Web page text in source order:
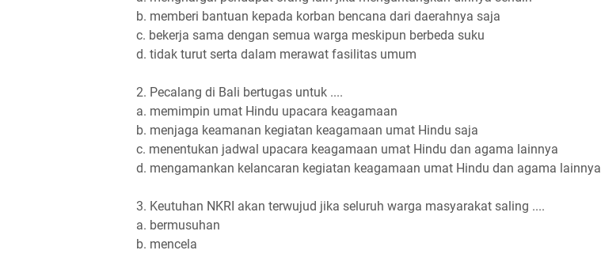
b. memberi bantuan kepada korban bencana dari daerahnya saja
c. bekerja sama dengan semua warga meskipun berbeda suku
d. tidak turut serta dalam merawat fasilitas umum
2. Pecalang di Bali bertugas untuk ....
a. memimpin umat Hindu upacara keagamaan
b. menjaga keamanan kegiatan keagamaan umat Hindu saja
c. menentukan jadwal upacara keagamaan umat Hindu dan agama lainnya
d. mengamankan kelancaran kegiatan keagamaan umat Hindu dan agama lainnya
3. Keutuhan NKRI akan terwujud jika seluruh warga masyarakat saling ....
a. bermusuhan
b. mencela